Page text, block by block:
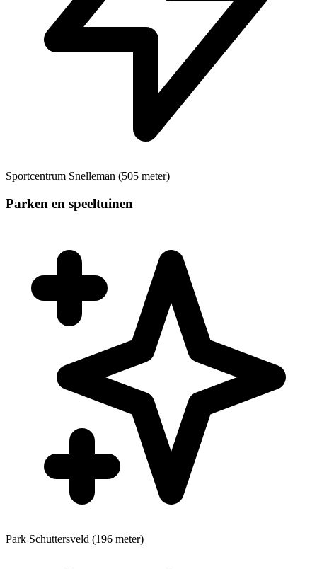
Sportcentrum Snelleman (505 meter)
Parken en speeltuinen
Park Schuttersveld (196 meter)